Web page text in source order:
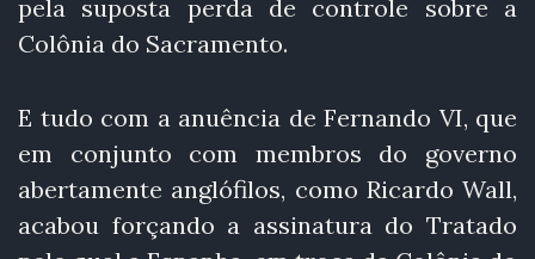
pela suposta perda de controle sobre a
Colônia do Sacramento.
E tudo com a anuência de Fernando VI, que
em conjunto com membros do governo
abertamente anglófilos, como Ricardo Wall,
acabou forçando a assinatura do Tratado